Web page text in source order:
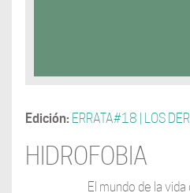
Edición: ERRATA#18 | LOS
HIDROFOBIA
El mundo de la